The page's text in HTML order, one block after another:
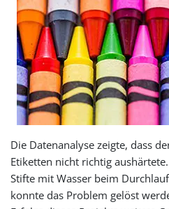
Die Datenanalyse zeigte, dass
Etiketten nicht richtig
Stifte mit Wasser beim
konnte das Problem gelöst